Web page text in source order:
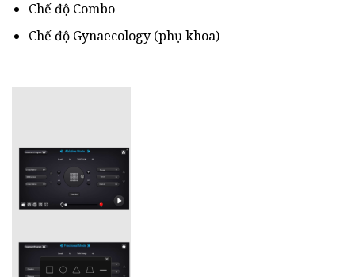
Chế độ Combo
Chế độ Gynaecology (phụ khoa)